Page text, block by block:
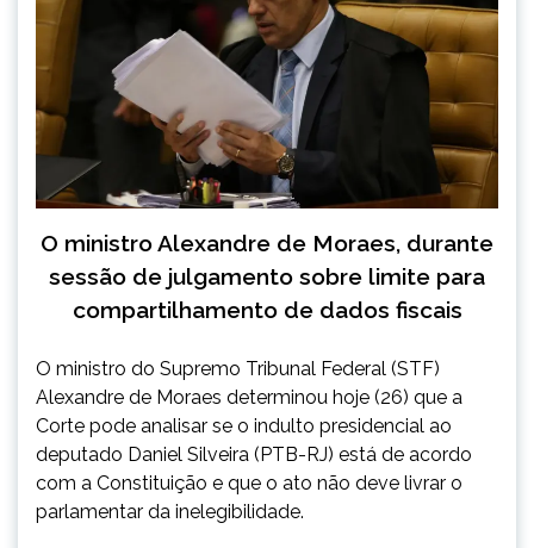
O ministro Alexandre de Moraes, durante
sessão de julgamento sobre limite para
compartilhamento de dados fiscais
O ministro do Supremo Tribunal Federal (STF)
Alexandre de Moraes determinou hoje (26) que a
Corte pode analisar se o indulto presidencial ao
deputado Daniel Silveira (PTB-RJ) está de acordo
com a Constituição e que o ato não deve livrar o
parlamentar da inelegibilidade.